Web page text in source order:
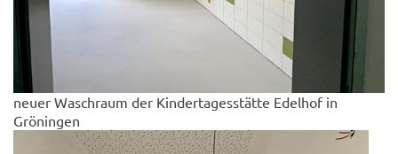
neuer Waschraum der Kindertagesstätte Edelhof in
Gröningen